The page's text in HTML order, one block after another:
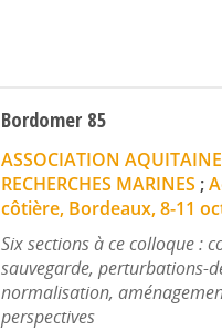
Bordomer 85
ASSOCIATION
RECHERCHES MARINES ;
côtière, Bordeaux, 8-11
Six sections à ce colloque :
sauvegarde, perturbations-
normalisation,
perspectives